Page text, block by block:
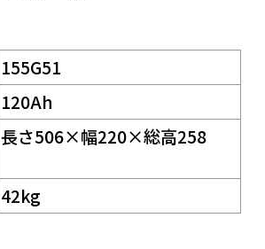
155G51
120Ah
長さ506×幅220×総高258
42kg